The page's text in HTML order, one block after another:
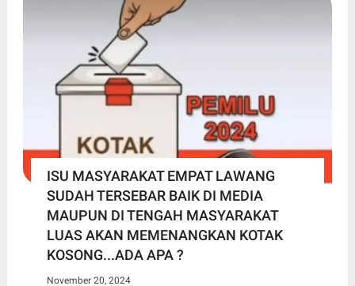
ISU MASYARAKAT EMPAT LAWANG
SUDAH TERSEBAR BAIK DI MEDIA
MAUPUN DI TENGAH MASYARAKAT
LUAS AKAN MEMENANGKAN KOTAK
KOSONG...ADA APA ?
November 20, 2024